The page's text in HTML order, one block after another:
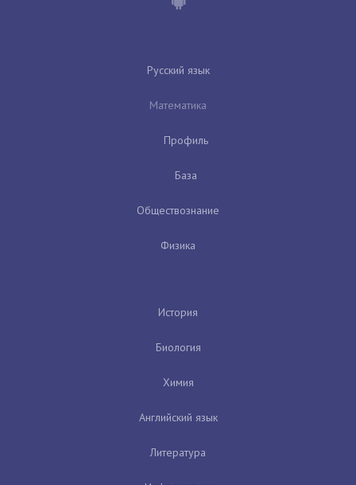
Русский язык
Математика
Профиль
База
Обществознание
Физика
История
Биология
Химия
Английский язык
Литература